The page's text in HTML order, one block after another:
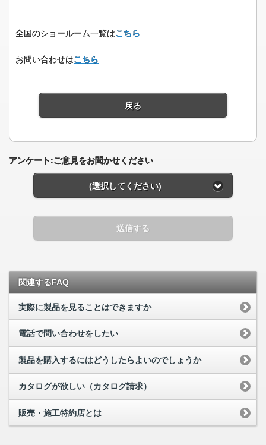
全国のショールーム一覧はこちら
お問い合わせはこちら
戻る
アンケート:ご意見をお聞かせください
(選択してください)
送信する
関連するFAQ
実際に製品を見ることはできますか
電話で問い合わせをしたい
製品を購入するにはどうしたらよいのでしょうか
カタログが欲しい（カタログ請求）
販売・施工特約店とは